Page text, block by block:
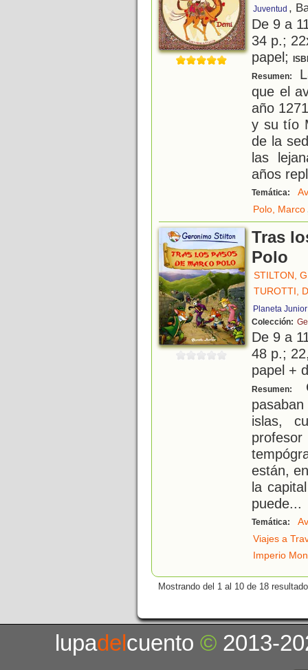
Juventud ,
De 9 a
34 p.;
papel;
Resumen:
que el
año
y su tío
de la
las
años
Temática:
Polo, Marco
Tras
Polo
STILTON,
TUROTTI,
Planeta Junior
Colección:
De 9 a
48 p.;
papel +
Resumen:
islas,
están,
la
puede...
Temática:
Viajes a
Imperio
Mostrando del 1 al 10 de 18
lupadelcuento© 2013-